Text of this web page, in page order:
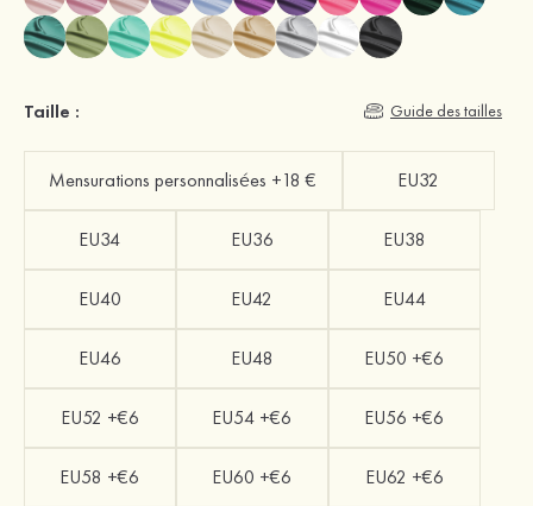
Taille : Guide des tailles
Mensurations personnalisées +18 € EU32
EU34 EU36 EU38
EU40 EU42 EU44
EU46 EU48 EU50 +€6
EU52 +€6 EU54 +€6 EU56 +€6
EU58 +€6 EU60 +€6 EU62 +€6